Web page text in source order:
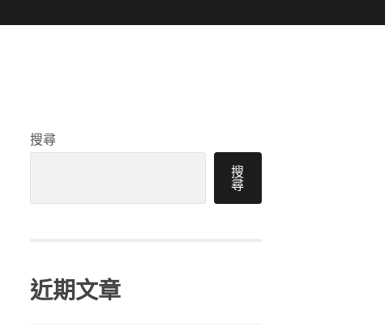
搜尋
搜
尋
近期文章